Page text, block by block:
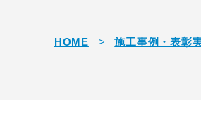
HOME > 施工事例・表彰